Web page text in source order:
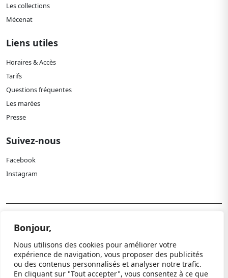
Bonjour,
Nous utilisons des cookies pour améliorer votre
expérience de navigation, vous proposer des publicités
ou des contenus personnalisés et analyser notre trafic.
En cliquant sur "Tout accepter", vous consentez à ce que
Les collections
Mécenat
Liens utiles
Horaires & Accès
Tarifs
Questions fréquentes
Les marées
Presse
Suivez-nous
Facebook
Instagram
© 2024 Paléospace. Tous droits réservés.
Mentions légales
Paramètres cookies